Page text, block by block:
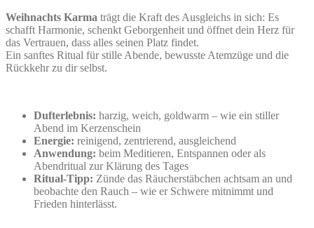
Weihnachts Karma trägt die Kraft des Ausgleichs in sich: Es
schafft Harmonie, schenkt Geborgenheit und öffnet dein Herz für
das Vertrauen, dass alles seinen Platz findet.
Ein sanftes Ritual für stille Abende, bewusste Atemzüge und die
Rückkehr zu dir selbst.
Dufterlebnis: harzig, weich, goldwarm – wie ein stiller
Abend im Kerzenschein
Energie: reinigend, zentrierend, ausgleichend
Anwendung: beim Meditieren, Entspannen oder als
Abendritual zur Klärung des Tages
Ritual-Tipp: Zünde das Räucherstäbchen achtsam an und
beobachte den Rauch – wie er Schwere mitnimmt und
Frieden hinterlässt.